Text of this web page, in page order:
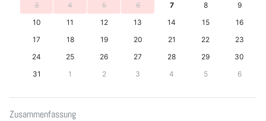
3
4 5 6 7 8
9
10
11 12 13 14 15
16
17
18 19 20 21 22
23
24
25 26 27 28 29
30
31
1 2 3 4 5 6
Zusammenfassung